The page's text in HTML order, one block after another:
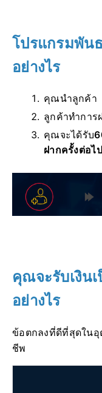
โปรแกรมพัน
อย่างไร
คุณนำลูกค้า
ลูกค้าทำการ
คุณจะได้รับ
ฝากครั้งต่อไ
คุณจะรับเงิน
อย่างไร
ข้อตกลงที่ดีที่สุดในอุ
ชีพ